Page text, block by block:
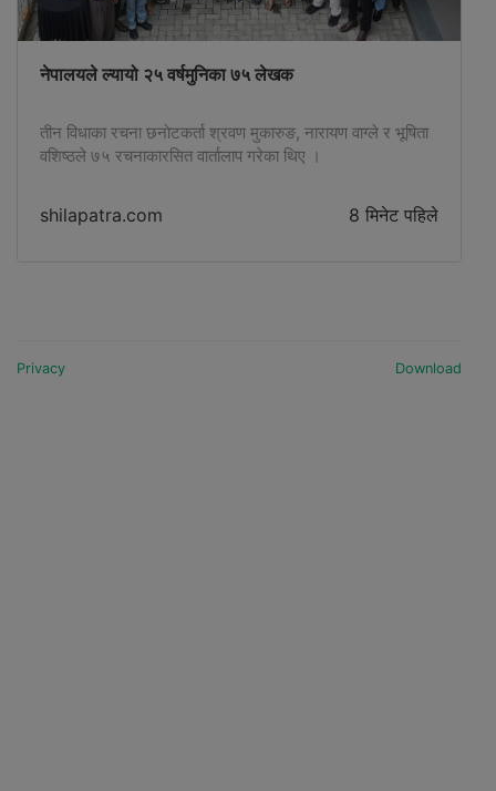
नेपालयले ल्यायो २५ वर्षमुनिका ७५ लेखक
तीन विधाका रचना छनाेटकर्ता श्रवण मुकारुङ, नारायण वाग्ले र भूषिता
वशिष्ठले ७५ रचनाकारसित वार्तालाप गरेका थिए ।
shilapatra.com 8 मिनेट पहिले
Privacy Download